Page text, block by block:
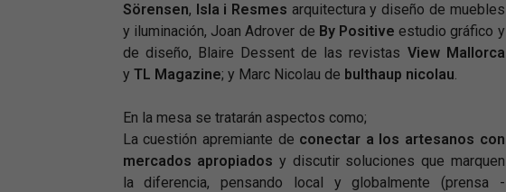
Sörensen, Isla i Resmes arquitectura y diseño de muebles
y iluminación, Joan Adrover de By Positive estudio gráfico y
de diseño, Blaire Dessent de las revistas View Mallorca
y TL Magazine; y Marc Nicolau de bulthaup nicolau.
En la mesa se tratarán aspectos como;
La cuestión apremiante de conectar a los artesanos con
mercados apropiados y discutir soluciones que marquen
la diferencia, pensando local y globalmente (prensa -